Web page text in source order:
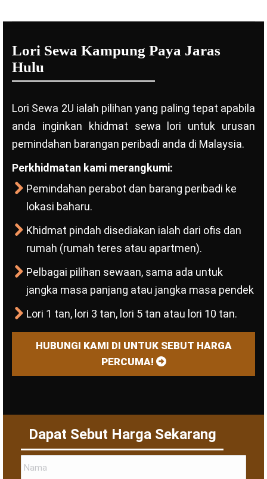
Lori Sewa Kampung Paya Jaras
Hulu
Lori Sewa 2U ialah pilihan yang paling tepat apabila
anda inginkan khidmat sewa lori untuk urusan
pemindahan barangan peribadi anda di Malaysia.
Perkhidmatan kami merangkumi:
Pemindahan perabot dan barang peribadi ke
lokasi baharu.
Khidmat pindah disediakan ialah dari ofis dan
rumah (rumah teres atau apartmen).
Pelbagai pilihan sewaan, sama ada untuk
jangka masa panjang atau jangka masa pendek
Lori 1 tan, lori 3 tan, lori 5 tan atau lori 10 tan.
HUBUNGI KAMI DI UNTUK SEBUT HARGA
PERCUMA!
Dapat Sebut Harga Sekarang